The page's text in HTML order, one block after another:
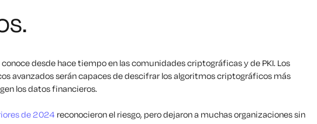
desde hace tiempo en las comunidades criptográficas y de PKI. Los
avanzados serán capaces de descifrar los algoritmos criptográficos más
los datos financieros.
de 2024 reconocieron el riesgo, pero dejaron a muchas organizaciones sin